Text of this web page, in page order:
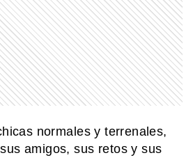
normales y terrenales,
amigos, sus retos y sus
PAIS
la estación ferroviaria de
Aires que aún guarda su